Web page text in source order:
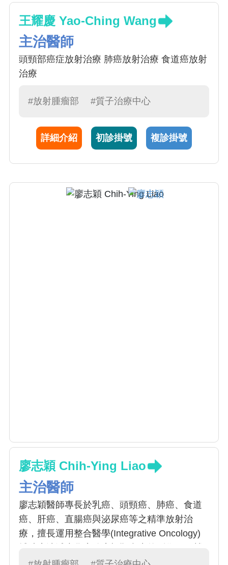
王耀慶 Yao-Ching Wang
主治醫師
頭頸部癌症放射治療 肺癌放射治療 食道癌放射
治療
#放射腫瘤部 #質子治療中心
詳細介紹 初診掛號 複診掛號
廖志穎 Chih-Ying Liao
主治醫師
廖志穎醫師專長於乳癌、頭頸癌、肺癌、食道
癌、肝癌、直腸癌與泌尿癌等之精準放射治
療，擅長運用整合醫學(Integrative Oncology)
養補充醫學提升病患抗發炎、免疫系統的功